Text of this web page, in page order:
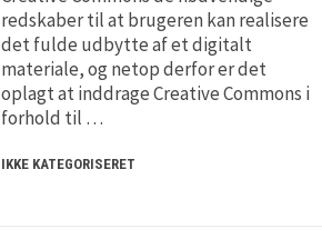
redskaber til at brugeren kan realisere
det fulde udbytte af et digitalt
materiale, og netop derfor er det
oplagt at inddrage Creative Commons i
forhold til …
IKKE KATEGORISERET